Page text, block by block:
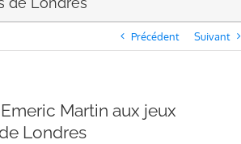
Précédent Suivant
Martin aux jeux
Londres